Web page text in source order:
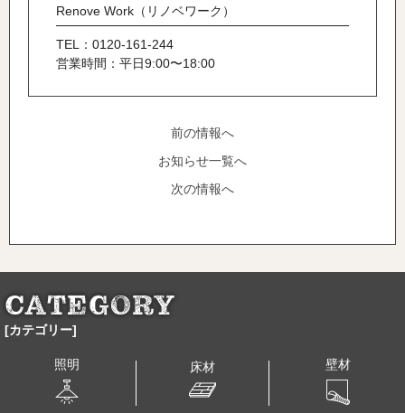
Renove Work（リノベワーク）
TEL：0120-161-244
営業時間：平日9:00〜18:00
前の情報へ
お知らせ一覧へ
次の情報へ
[カテゴリー]
照明 床材 壁材